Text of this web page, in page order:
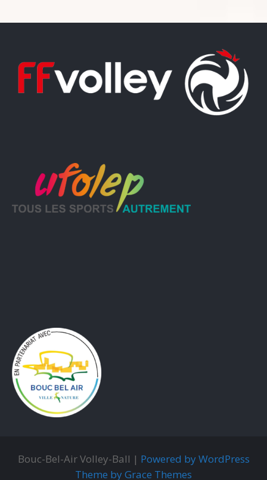
Bouc-Bel-Air Volley-Ball | Powered by WordPress
Theme by Grace Themes